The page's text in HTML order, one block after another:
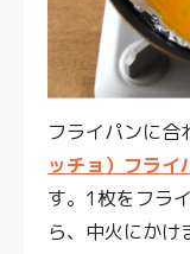
フライパンに合
ッチョ）フライ
す。1枚をフラ
ら、中火にかけ